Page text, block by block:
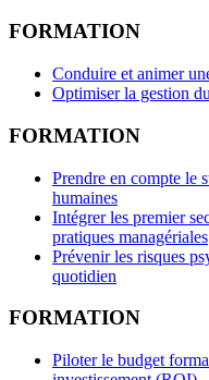
FORMATION
Conduire et animer
Optimiser la gestion
FORMATION
Prendre en compte le
humaines
Intégrer les premier
pratiques managériales
Prévenir les risques
quotidien
FORMATION
Piloter le budget